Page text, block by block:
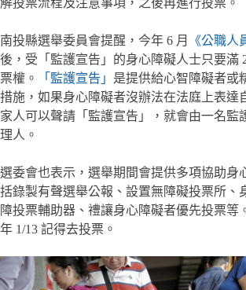
南投縣選舉委員會提醒，今年 6 月
《公職
後，受「監護宣告」的身心障礙人士只要滿
票權。
「監護宣告」 是提供給心智障礙者或
措施，如果身心障礙者沒辦法在法庭上表達
家人可以聲請「監護宣告」，就會由一名監
理人。
選委會也表示，選舉期間會提供多項協助身
括錄製有聲選舉公報、設置無障礙投票所、
障投票輔助器、禮讓身心障礙者優先投票等
年 1/13 記得去投票。